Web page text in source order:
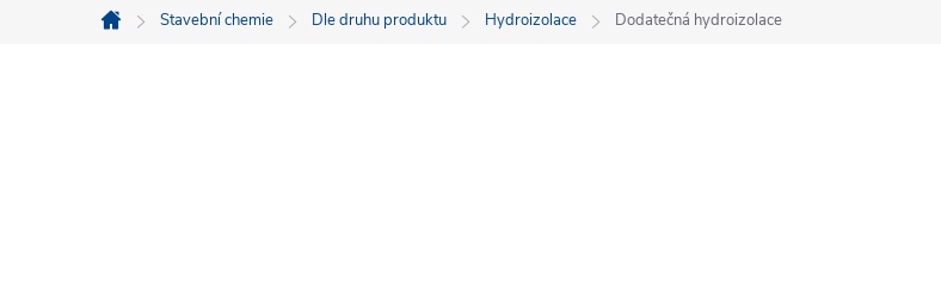
Domů
Stavební chemie Dle druhu produktu Hydroizolace Dodatečná hydroizolace